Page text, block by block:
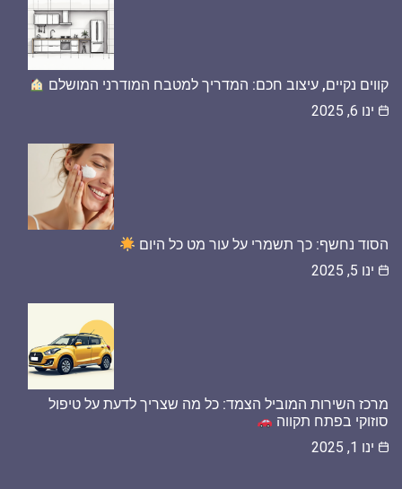
קווים נקיים, עיצוב חכם: המדריך למטבח המודרני המושלם
ינו 6, 2025
הסוד נחשף: כך תשמרי על עור מט כל היום
ינו 5, 2025
מרכז השירות המוביל הצמד: כל מה שצריך לדעת על טיפול
סוזוקי בפתח תקווה
ינו 1, 2025